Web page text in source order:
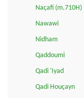
Naçafi (m.710H)
Nawawi
Nidham
Qaddoumi
Qadi 'Iyad
Qadi Houçayn